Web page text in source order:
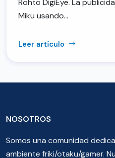
Miku usando…
Leer artículo
NOSOTROS
Somos una comunidad
ambiente friki/otaku/gamer.